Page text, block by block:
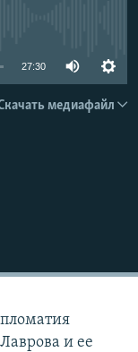
27:30
медиафайл
и ее